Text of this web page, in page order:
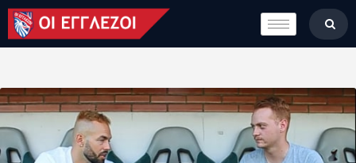
LONDON CALLING
ΚΑΤΗΓΟΡΙΕΣ
ΒΑΘΜΟΛΟΓΙΕΣ
ΟΜΑΔΕΣ